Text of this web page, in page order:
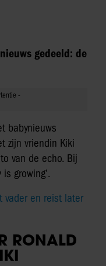
gedeeld: de
babynieuws
zijn vriendin Kiki
van de echo. Bij
growing’.
vader en reist later
RONALD